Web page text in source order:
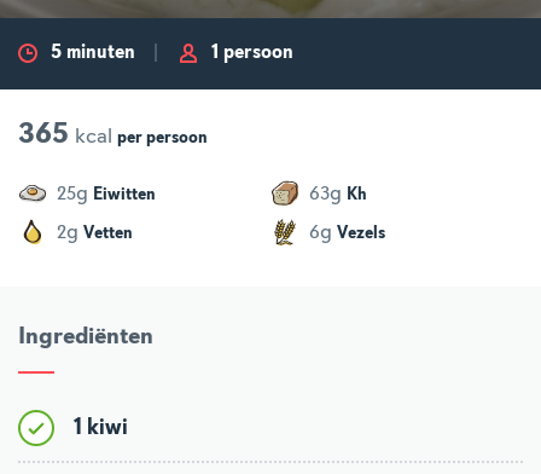
5 minuten 1 persoon
365 kcal per persoon
25g Eiwitten 63g Kh
2g Vetten 6g Vezels
Ingrediënten
1 kiwi